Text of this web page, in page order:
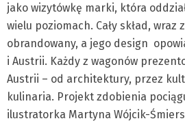
jako wizytówkę marki, która
wielu poziomach. Cały skład, wraz
obrandowany, a jego design
i Austrii. Każdy z wagonów
Austrii – od architektury, przez
kulinaria. Projekt zdobienia
ilustratorka Martyna Wójcik-